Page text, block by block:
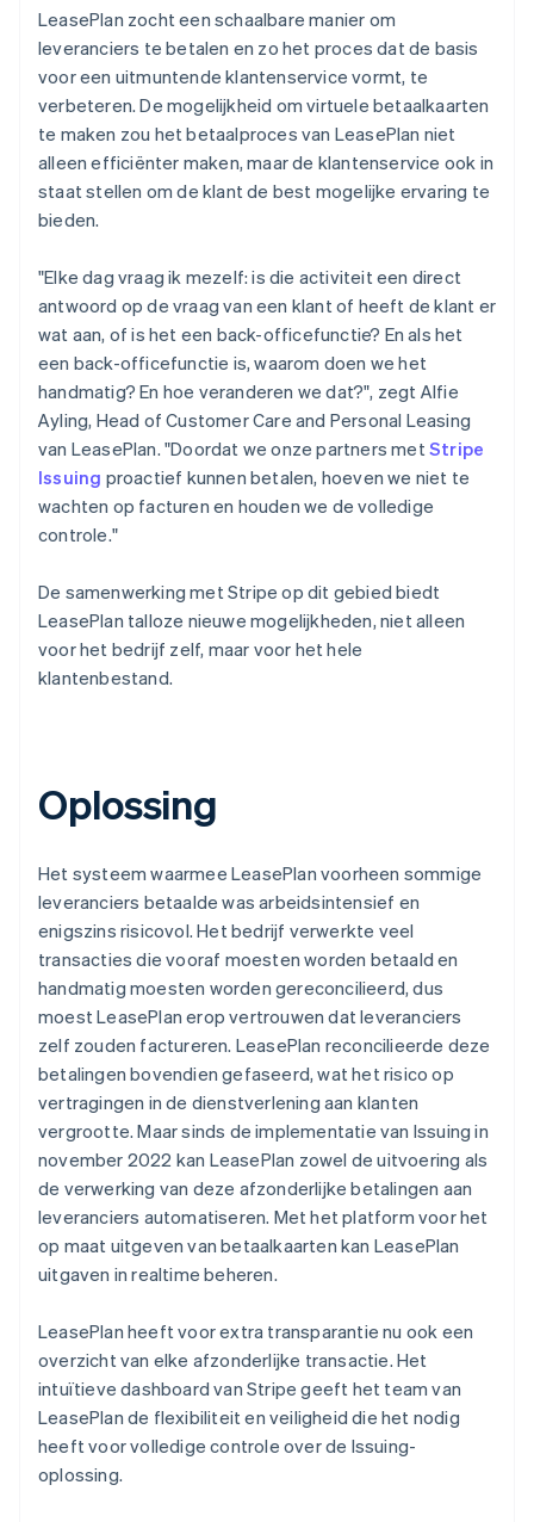
LeasePlan zocht een schaalbare manier om
leveranciers te betalen en zo het proces dat de basis
voor een uitmuntende klantenservice vormt, te
verbeteren. De mogelijkheid om virtuele betaalkaarten
te maken zou het betaalproces van LeasePlan niet
alleen efficiënter maken, maar de klantenservice ook in
staat stellen om de klant de best mogelijke ervaring te
bieden.
"Elke dag vraag ik mezelf: is die activiteit een direct
antwoord op de vraag van een klant of heeft de klant er
wat aan, of is het een back-officefunctie? En als het
een back-officefunctie is, waarom doen we het
handmatig? En hoe veranderen we dat?", zegt Alfie
Ayling, Head of Customer Care and Personal Leasing
van LeasePlan. "Doordat we onze partners metStripe
Issuing proactief kunnen betalen, hoeven we niet te
wachten op facturen en houden we de volledige
controle."
De samenwerking met Stripe op dit gebied biedt
LeasePlan talloze nieuwe mogelijkheden, niet alleen
voor het bedrijf zelf, maar voor het hele
klantenbestand.
Oplossing
Het systeem waarmee LeasePlan voorheen sommige
leveranciers betaalde was arbeidsintensief en
enigszins risicovol. Het bedrijf verwerkte veel
transacties die vooraf moesten worden betaald en
handmatig moesten worden gereconcilieerd, dus
moest LeasePlan erop vertrouwen dat leveranciers
zelf zouden factureren. LeasePlan reconcilieerde deze
betalingen bovendien gefaseerd, wat het risico op
vertragingen in de dienstverlening aan klanten
vergrootte. Maar sinds de implementatie van Issuing in
november 2022 kan LeasePlan zowel de uitvoering als
de verwerking van deze afzonderlijke betalingen aan
leveranciers automatiseren. Met het platform voor het
op maat uitgeven van betaalkaarten kan LeasePlan
uitgaven in realtime beheren.
LeasePlan heeft voor extra transparantie nu ook een
overzicht van elke afzonderlijke transactie. Het
intuïtieve dashboard van Stripe geeft het team van
LeasePlan de flexibiliteit en veiligheid die het nodig
heeft voor volledige controle over de Issuing-
oplossing.